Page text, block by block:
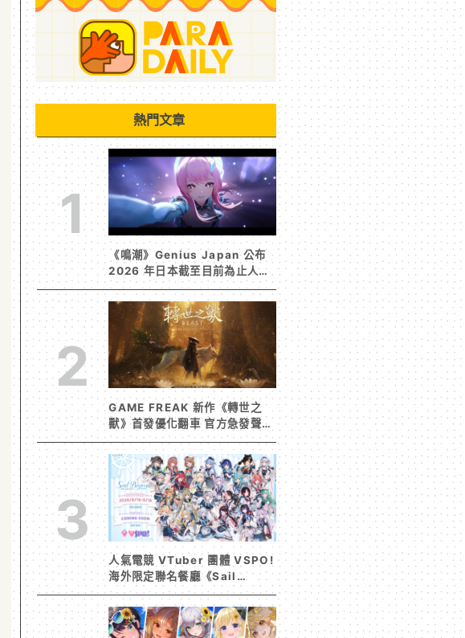
熱門文章
1
《鳴潮》Genius Japan 公布
2026 年日本截至目前為止人氣
歌單《遠航星的告別》&《自無
垠處歸航之星》入榜
2
GAME FREAK 新作《轉世之
獸》首發優化翻車 官方急發聲明
承諾提供大量更新彌補
3
人氣電競 VTuber 團體 VSPO!
海外限定聯名餐廳《Sail
Beyond！～駛向更遠的彼方
～》今夏登場！